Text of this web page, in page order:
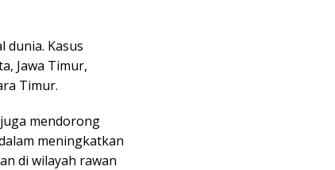
dunia. Kasus
Jawa Timur,
Timur.
mendorong
meningkatkan
di wilayah rawan